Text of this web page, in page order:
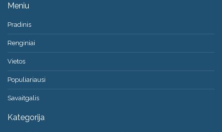
Meniu
Pradinis
Renginiai
Vietos
Populiariausi
Savaitgalis
Kategorija